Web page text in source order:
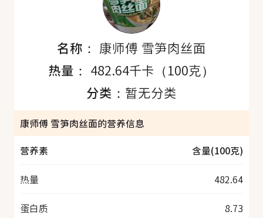
名称： 康师傅 雪笋肉丝面
热量： 482.64千卡（100克）
分类： 暂无分类
康师傅 雪笋肉丝面的营养信息
营养素
含量(100克)
热量 482.64
蛋白质 8.73